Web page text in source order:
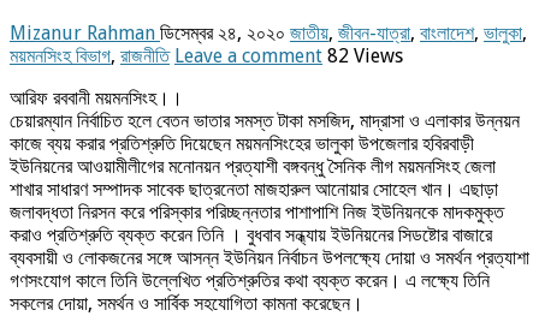
Mizanur Rahman ডিসেম্বর ২৪, ২০২০ জাতীয়, জীবন-যাত্রা, বাংলাদেশ, ভালুকা,
ময়মনসিংহ বিভাগ, রাজনীতি Leave a comment 82 Views
আরিফ রববানী ময়মনসিংহ।।
চেয়ারম্যান নির্বাচিত হলে বেতন ভাতার সমস্ত টাকা মসজিদ, মাদ্রাসা ও এলাকার উন্নয়ন
কাজে ব্যয় করার প্রতিশ্রুতি দিয়েছেন ময়মনসিংহের ভালুকা উপজেলার হবিরবাড়ী
ইউনিয়নের আওয়ামীলীগের মনোনয়ন প্রত্যাশী বঙ্গবন্ধু সৈনিক লীগ ময়মনসিংহ জেলা
শাখার সাধারণ সম্পাদক সাবেক ছাত্রনেতা মাজহারুল আনোয়ার সোহেল খান। এছাড়া
জলাবদ্ধতা নিরসন করে পরিস্কার পরিচ্ছন্নতার পাশাপাশি নিজ ইউনিয়নকে মাদকমুক্ত
করাও প্রতিশ্রুতি ব্যক্ত করেন তিনি । বুধবাব সন্ধ্যায় ইউনিয়নের সিডষ্টোর বাজারে
ব্যবসায়ী ও লোকজনের সঙ্গে আসন্ন ইউনিয়ন নির্বাচন উপলক্ষ্যে দোয়া ও সমর্থন প্রত্যাশা
গণসংযোগ কালে তিনি উল্লেখিত প্রতিশ্রুতির কথা ব্যক্ত করেন। এ লক্ষ্যে তিনি
সকলের দোয়া, সমর্থন ও সার্বিক সহযোগিতা কামনা করেছেন।